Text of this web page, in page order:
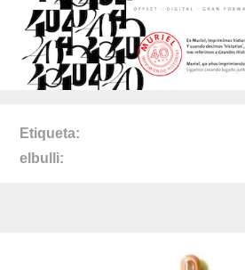
Etiqueta
elbulli